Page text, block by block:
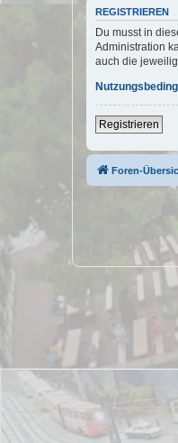
REGISTRIEREN
Du musst in
Administration
auch die
Registrieren
Foren-